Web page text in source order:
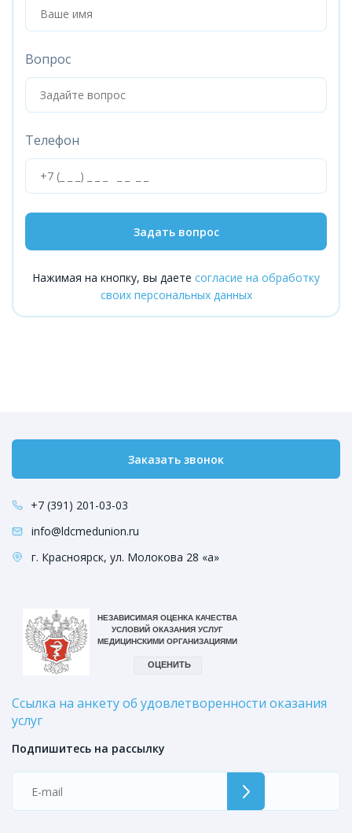
Вопрос
Телефон
Задать вопрос
Нажимая на кнопку, вы даете согласие на обработку
своих персональных данных
Заказать звонок
+7 (391) 201-03-03
info@ldcmedunion.ru
г. Красноярск, ул. Молокова 28 «а»
Ссылка на анкету об удовлетворенности оказания
услуг
Подпишитесь на рассылку